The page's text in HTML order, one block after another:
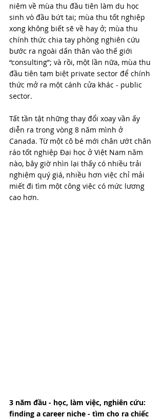
niệm về mùa thu đầu tiên làm du học
sinh vò đầu bứt tai; mùa thu tốt nghiệp
xong không biết sẽ về hay ở; mùa thu
chính thức chia tay phòng nghiên cứu
bước ra ngoài dấn thân vào thế giới
“consulting”; và rồi, một lần nữa, mùa thu
đầu tiên tạm biệt private sector để chính
thức mở ra một cánh cửa khác - public
sector.
Tất tần tật những thay đổi xoay vần ấy
diễn ra trong vòng 8 năm mình ở
Canada. Từ một cô bé mới chân ướt chân
ráo tốt nghiệp Đại học ở Việt Nam năm
nào, bây giờ nhìn lại thấy có nhiều trải
nghiệm quý giá, nhiều hơn việc chỉ mải
miết đi tìm một công việc có mức lương
cao hơn.
3 năm đầu - học, làm việc, nghiên cứu:
finding a career niche - tìm cho ra chiếc